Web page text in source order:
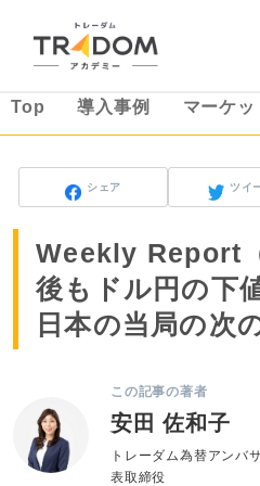
Top 導入事例 マーケッ
シェア ツイ
Weekly Report
後もドル円の下
日本の当局の次
この記事の著者
安田 佐和子
トレーダム為替アンバ
表取締役